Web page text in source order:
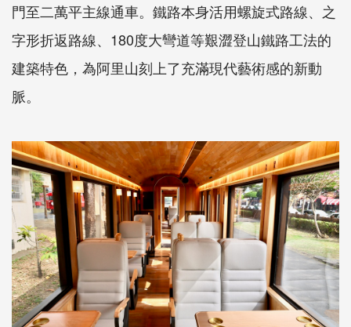
門至二萬平主線通車。鐵路本身活用螺旋式路線、之
字形折返路線、180度大彎道等艱澀登山鐵路工法的
建築特色，為阿里山刻上了充滿現代藝術感的新動
脈。